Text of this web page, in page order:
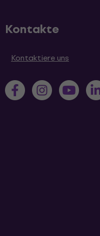
Kontakte
Kontaktiere uns